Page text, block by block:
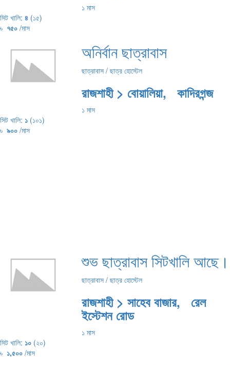
১ মাস
সিট খালি: ৪ (১৫)
৳ ৭৫০ /মাস
অনির্বান ছাত্রাবাস
ছাত্রাবাস / ছাত্র হোস্টেল
রাজশাহী > বোয়ালিয়া, কাদিরগন্জ
১ মাস
সিট খালি: ১ (১০১)
৳ ৯০০ /মাস
শুভ ছাত্রাবাস সিটখালি আছে।
ছাত্রাবাস / ছাত্র হোস্টেল
রাজশাহী > সাহেব বাজার, রেল
ইস্টেশন রোড
১ মাস
সিট খালি: ১০ (২০)
৳ ১,৫০০ /মাস